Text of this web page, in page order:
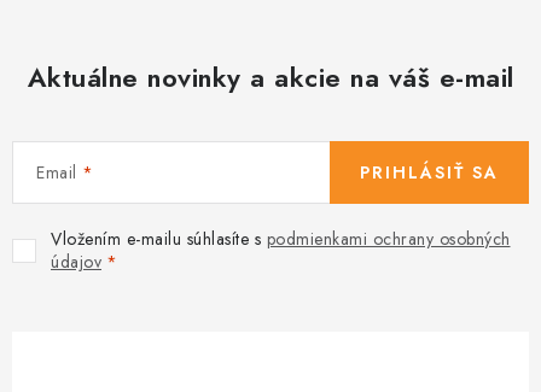
Aktuálne novinky a akcie na váš e-mail
Email
Vložením e-mailu súhlasíte s podmienkami ochrany osobných
údajov
PRIHLÁSIŤ SA